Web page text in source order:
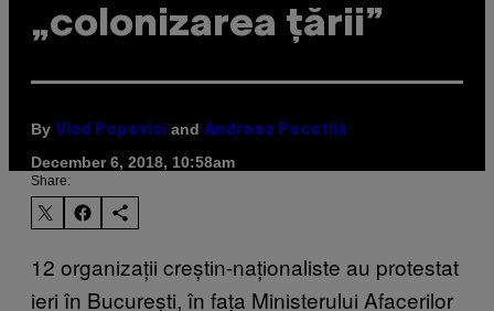
„colonizarea țării”
By Vlad Popovici and Andreea Pocotilă
December 6, 2018, 10:58am
Share:
12 organizații creștin-naționaliste au protestat
ieri în București, în fața Ministerului Afacerilor